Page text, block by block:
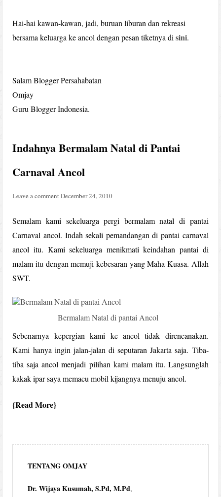
Hai-hai kawan-kawan, jadi, buruan liburan dan rekreasi
bersama keluarga ke ancol dengan pesan tiketnya disini.
Salam Blogger Persahabatan
Omjay
Guru Blogger Indonesia.
Indahnya Bermalam Natal di Pantai
Carnaval Ancol
Leave a comment December 24, 2010
Semalam kami sekeluarga pergi bermalam natal di pantai
Carnaval ancol. Indah sekali pemandangan di pantai carnaval
ancol itu. Kami sekeluarga menikmati keindahan pantai di
malam itu dengan memuji kebesaran yang Maha Kuasa. Allah
SWT.
Bermalam Natal di pantai Ancol
Sebenarnya kepergian kami ke ancol tidak direncanakan.
Kami hanya ingin jalan-jalan di seputaran Jakarta saja. Tiba-
tiba saja ancol menjadi pilihan kami malam itu. Langsunglah
kakak ipar saya memacu mobil kijangnya menuju ancol.
Read More
TENTANG OMJAY
Dr. Wijaya Kusumah, S.Pd, M.Pd,